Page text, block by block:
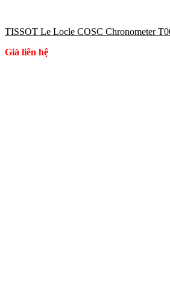
TISSOT Le Locle COSC Chronometer
Giá liên hệ